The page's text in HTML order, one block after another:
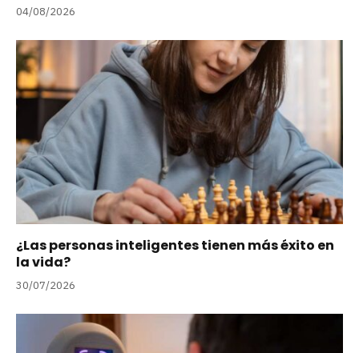
04/08/2026
¿Las personas inteligentes tienen más éxito en
la vida?
30/07/2026